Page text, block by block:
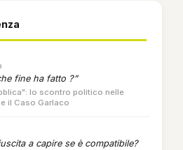
fine ha fatto ?”
lo scontro politico nelle
il Caso Garlaco
a capire se è compatibile?